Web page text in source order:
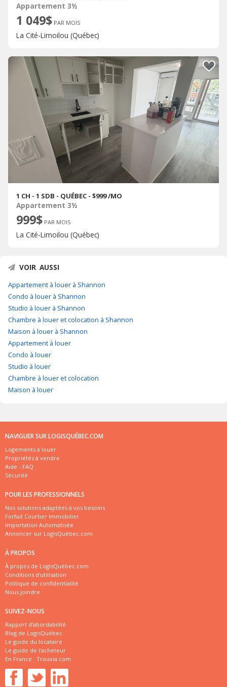
Appartement 3½
1 049$ PAR MOIS
La Cité-Limoilou (Québec)
1 CH - 1 SDB - QUÉBEC - $999 /MO
Appartement 3½
999$ PAR MOIS
La Cité-Limoilou (Québec)
VOIR AUSSI
Appartement à louer à Shannon
Condo à louer à Shannon
Studio à louer à Shannon
Chambre à louer et colocation à Shannon
Maison à louer à Shannon
Appartement à louer
Condo à louer
Studio à louer
Chambre à louer et colocation
Maison à louer
NAVIGUER SUR LOGISQUÉBEC.COM
Logements à louer
Propriétés à vendre
Aide - FAQ
Sécurité
POUR LES PROFESSIONNELS
Nos solutions adaptées à vos besoins
Forfait Courtier Immobilier
Importation Automatisée
Annoncer sur LogisQuébec.com
À PROPOS
À propos de LogisQuébec.com
Conditions d'utilisation
Politique de confidentialité
Nous joindre
SUIVEZ-NOUS
Rapport d'abordabilité
Blog de LogisQuébec
Le guide du locataire
Le guide de l'acheteur
En France : Trouvia.com